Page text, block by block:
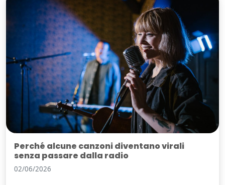
Perché alcune canzoni diventano virali
senza passare dalla radio
02/06/2026